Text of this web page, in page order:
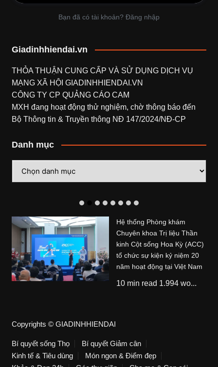
Bạn đã có tài khoản? Đăng nhập
Giadinhhiendai.vn
THỎA THUẬN CUNG CẤP VÀ SỬ DỤNG DỊCH VỤ
MẠNG XÃ HỘI GIADINHHIENDAI.VN
CÔNG TY CP QUẢNG CÁO CAM
MXH đang hoạt động thử nghiệm, chờ thông báo đến
Bộ Thông tin & Truyền thông NĐ 147/2024/NĐ-CP
Danh mục
mục
Hệ thống Phòng khám
Chuyên khoa Trị liệu Thần
kinh Cột sống Hoa Kỳ (ACC)
tổ chức sự kiện kỷ niệm 20
năm hoạt động tại Việt Nam
10 min read 1.994 wo...
Copyrights © GIADINHHIENDAI
Bí quyết sống Thọ
Bí quyết Giảm cân
Kinh tế & Tiêu dùng
Món ngon & Điểm đẹp